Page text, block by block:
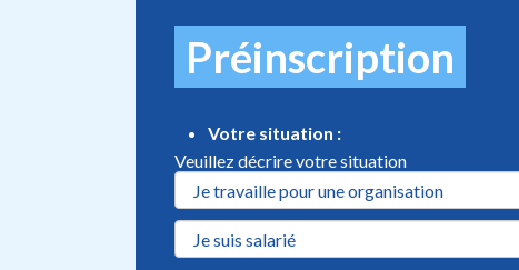
Préinscription
Votre situation :
Veuillez décrire votre situation